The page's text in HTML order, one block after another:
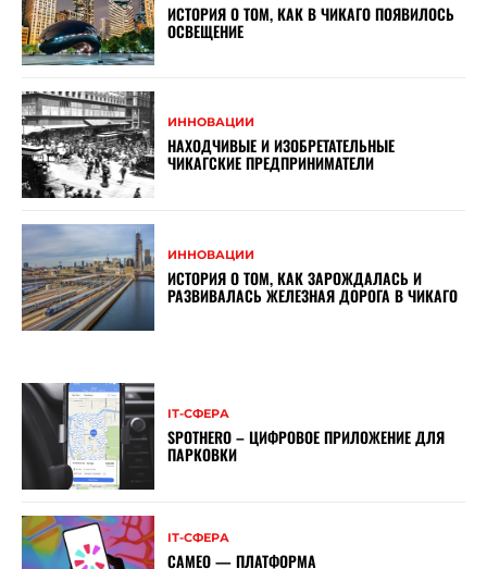
ИСТОРИЯ О ТОМ, КАК В ЧИКАГО ПОЯВИЛОСЬ
ОСВЕЩЕНИЕ
ИННОВАЦИИ
НАХОДЧИВЫЕ И ИЗОБРЕТАТЕЛЬНЫЕ
ЧИКАГСКИЕ ПРЕДПРИНИМАТЕЛИ
ИННОВАЦИИ
ИСТОРИЯ О ТОМ, КАК ЗАРОЖДАЛАСЬ И
РАЗВИВАЛАСЬ ЖЕЛЕЗНАЯ ДОРОГА В ЧИКАГО
ІТ-СФЕРА
SPOTHERO – ЦИФРОВОЕ ПРИЛОЖЕНИЕ ДЛЯ
ПАРКОВКИ
ІТ-СФЕРА
CAMEO — ПЛАТФОРМА